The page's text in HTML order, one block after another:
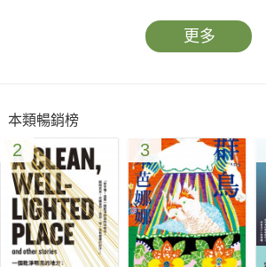
和無奈，以及對命運起伏的無法掌控……其
不衰，入選多國語文教材，並被譯成各種文
認的成名之作，包括具有社會批判意義的〈
〈胖子和瘦子〉、〈變色龍〉，探討死亡的
〈古謝夫〉，以及對大自然命運表達憂慮的
作。"
更多
本類暢銷榜
2 3